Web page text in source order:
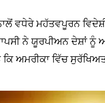
ਵਧੇਰੇ ਮਹੱਤਵਪੂਰਨ
ਨੇ ਯੂਰਪੀਅਨ ਦੇਸ਼ਾਂ
ਵਿੱਚ